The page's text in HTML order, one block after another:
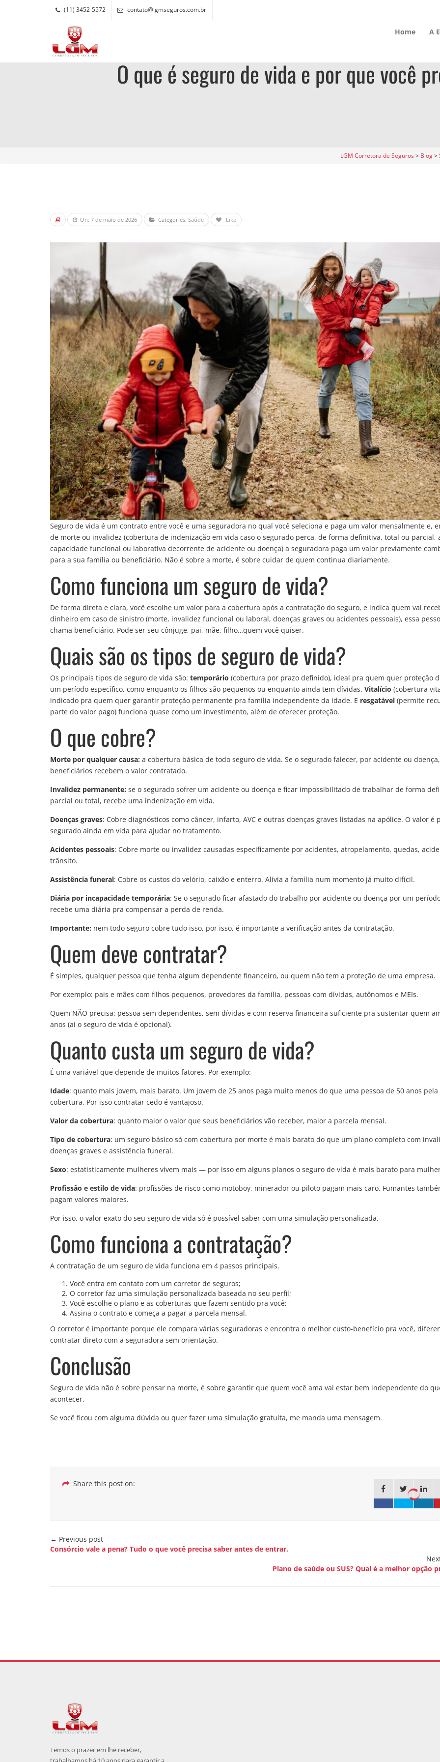
(11) 3452-5572 contato@lgmseguros.com.br
Home A
O que é seguro de vida e por que você
LGM Corretora de Seguros> Blog>
On: 7 de maio de 2026 Categories: Saúde Like
Seguro de vida é um contrato entre você e uma seguradora no qual você seleciona e paga um valor mensalmente e,
de morte ou invalidez (cobertura de indenização em vida caso o segurado perca, de forma definitiva, total ou parcial,
capacidade funcional ou laborativa decorrente de acidente ou doença) a seguradora paga um valor previamente
para a sua família ou beneficiário. Não é sobre a morte, é sobre cuidar de quem continua diariamente.
Como funciona um seguro de vida?
De forma direta e clara, você escolhe um valor para a cobertura após a contratação do seguro, e indica quem vai
dinheiro em caso de sinistro (morte, invalidez funcional ou laboral, doenças graves ou acidentes pessoais), essa
chama beneficiário. Pode ser seu cônjuge, pai, mãe, filho…quem você quiser.
Quais são os tipos de seguro de vida?
Os principais tipos de seguro de vida são: temporário (cobertura por prazo definido), ideal pra quem quer proteção
um período específico, como enquanto os filhos são pequenos ou enquanto ainda tem dívidas. Vitalício (cobertura
indicado pra quem quer garantir proteção permanente pra família independente da idade. E resgatável (permite
parte do valor pago) funciona quase como um investimento, além de oferecer proteção.
O que cobre?
Morte por qualquer causa: a cobertura básica de todo seguro de vida. Se o segurado falecer, por acidente ou
beneficiários recebem o valor contratado.
Invalidez permanente: se o segurado sofrer um acidente ou doença e ficar impossibilitado de trabalhar de forma
parcial ou total, recebe uma indenização em vida.
Doenças graves: Cobre diagnósticos como câncer, infarto, AVC e outras doenças graves listadas na apólice. O valor é
segurado ainda em vida para ajudar no tratamento.
Acidentes pessoais: Cobre morte ou invalidez causadas especificamente por acidentes, atropelamento, quedas,
trânsito.
Assistência funeral: Cobre os custos do velório, caixão e enterro. Alivia a família num momento já muito difícil.
Diária por incapacidade temporária: Se o segurado ficar afastado do trabalho por acidente ou doença por um
recebe uma diária pra compensar a perda de renda.
Importante: nem todo seguro cobre tudo isso, por isso, é importante a verificação antes da contratação.
Quem deve contratar?
É simples, qualquer pessoa que tenha algum dependente financeiro, ou quem não tem a proteção de uma empresa.
Por exemplo: pais e mães com filhos pequenos, provedores da família, pessoas com dívidas, autônomos e MEIs.
Quem NÃO precisa: pessoa sem dependentes, sem dívidas e com reserva financeira suficiente pra sustentar quem
anos (aí o seguro de vida é opcional).
Quanto custa um seguro de vida?
É uma variável que depende de muitos fatores. Por exemplo:
Idade: quanto mais jovem, mais barato. Um jovem de 25 anos paga muito menos do que uma pessoa de 50 anos pela
cobertura. Por isso contratar cedo é vantajoso.
Valor da cobertura: quanto maior o valor que seus beneficiários vão receber, maior a parcela mensal.
Tipo de cobertura: um seguro básico só com cobertura por morte é mais barato do que um plano completo com
doenças graves e assistência funeral.
Sexo: estatisticamente mulheres vivem mais — por isso em alguns planos o seguro de vida é mais barato para
Profissão e estilo de vida: profissões de risco como motoboy, minerador ou piloto pagam mais caro. Fumantes
pagam valores maiores.
Por isso, o valor exato do seu seguro de vida só é possível saber com uma simulação personalizada.
Como funciona a contratação?
A contratação de um seguro de vida funciona em 4 passos principais.
Você entra em contato com um corretor de seguros;
O corretor faz uma simulação personalizada baseada no seu perfil;
Você escolhe o plano e as coberturas que fazem sentido pra você;
Assina o contrato e começa a pagar a parcela mensal.
O corretor é importante porque ele compara várias seguradoras e encontra o melhor custo-benefício pra você,
contratar direto com a seguradora sem orientação.
Conclusão
Seguro de vida não é sobre pensar na morte, é sobre garantir que quem você ama vai estar bem independente do
acontecer.
Se você ficou com alguma dúvida ou quer fazer uma simulação gratuita, me manda uma mensagem.
Share this post on:
← Previous post
Consórcio vale a pena? Tudo o que você precisa saber antes de entrar.
Plano de saúde ou SUS? Qual é a melhor opção
Temos o prazer em lhe receber,